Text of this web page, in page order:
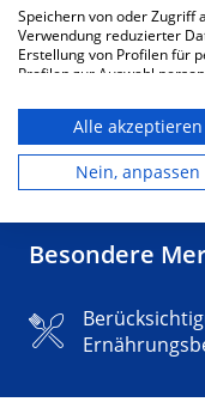
Mehr
Besondere
Speichern von oder Zugriff
Verwendung reduzierter
Erstellung von Profilen für
Profilen zur Auswahl
personalisierter Inhalte.
Performance von Inhalten.
oder Kombinationen von
und Verbesserung der
Auswahl von Inhalten.
die USA gesendet werden.
Ihre Einwilligung und die
Wir nutzen Ihre Daten für
Alle akzeptieren
Nein, anpassen